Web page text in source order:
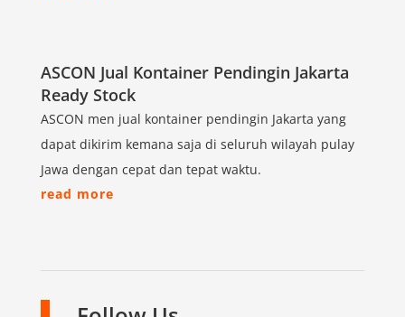
ASCON Jual Kontainer Pendingin Jakarta
Ready Stock
ASCON men jual kontainer pendingin Jakarta yang
dapat dikirim kemana saja di seluruh wilayah pulay
Jawa dengan cepat dan tepat waktu.
read more